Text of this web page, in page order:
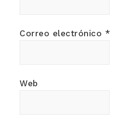
Correo electrónico *
Web